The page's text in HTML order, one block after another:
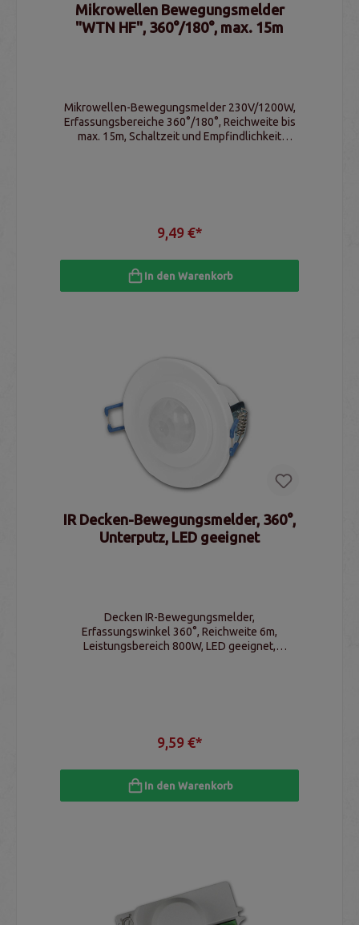
Mikrowellen Bewegungsmelder
"WTN HF", 360°/180°, max. 15m
Mikrowellen-Bewegungsmelder 230V/1200W,
Erfassungsbereiche 360°/180°, Reichweite bis
max. 15m, Schaltzeit und Empfindlichkeit
9,49 €*
In den Warenkorb
IR Decken-Bewegungsmelder, 360°,
Unterputz, LED geeignet
Decken IR-Bewegungsmelder,
Erfassungswinkel 360°, Reichweite 6m,
Leistungsbereich 800W, LED geeignet,
9,59 €*
In den Warenkorb